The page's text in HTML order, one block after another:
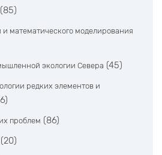
(85)
математического моделирования
экологии Севера (45)
редких элементов и
проблем (86)
(20)